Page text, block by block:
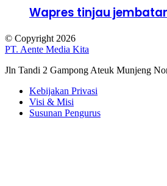
Wapres tinjau
© Copyright 2026
PT. Aente Media Kita
Jln Tandi 2 Gampong Ateuk Munjeng
Kebijakan Privasi
Visi & Misi
Susunan Pengurus